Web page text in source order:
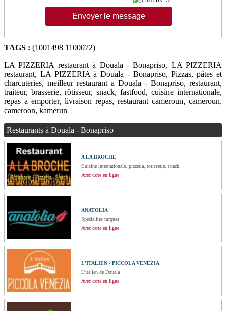
TAGS : (1001498 1100072)
LA PIZZERIA restaurant à Douala - Bonapriso, LA PIZZERIA
restaurant, LA PIZZERIA à Douala - Bonapriso, Pizzas, pâtes et
charcuteries, meilleur restaurant a Douala - Bonapriso, restaurant,
traiteur, brasserie, rôtisseur, snack, fastfood, cuisine internationale,
repas a emporter, livraison repas, restaurant cameroun, cameroun,
cameroon, kamerun
Restaurants à Douala - Bonapriso
A LA BROCHE
Cuisine internationale, pizzeria, rôtisserie, snack.
Avec carte en ligne
ANATOLIA
Spécialités turques
Avec carte en ligne
L'ITALIEN - PICCOLA VENEZIA
L'italien de Douala
Avec carte en ligne